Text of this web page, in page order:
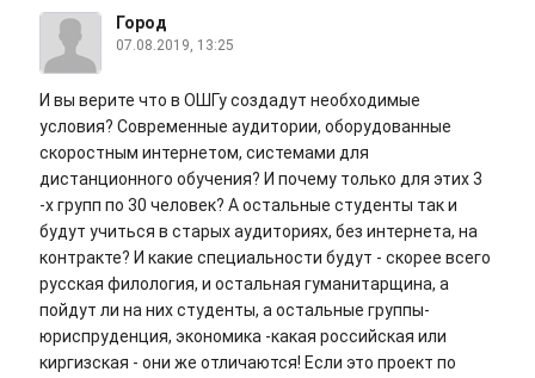
Город
07.08.2019, 13:25
И вы верите что в ОШГу создадут необходимые
условия? Современные аудитории, оборудованные
скоростным интернетом, системами для
дистанционного обучения? И почему только для этих 3
-х групп по 30 человек? А остальные студенты так и
будут учиться в старых аудиториях, без интернета, на
контракте? И какие специальности будут - скорее всего
русская филология, и остальная гуманитарщина, а
пойдут ли на них студенты, а остальные группы-
юриспруденция, экономика -какая российская или
киргизская - они же отличаются! Если это проект по